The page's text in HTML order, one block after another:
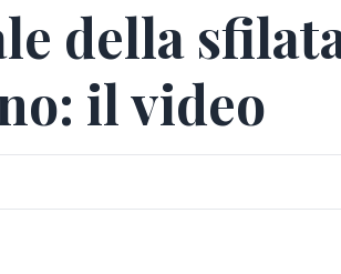
della
il video